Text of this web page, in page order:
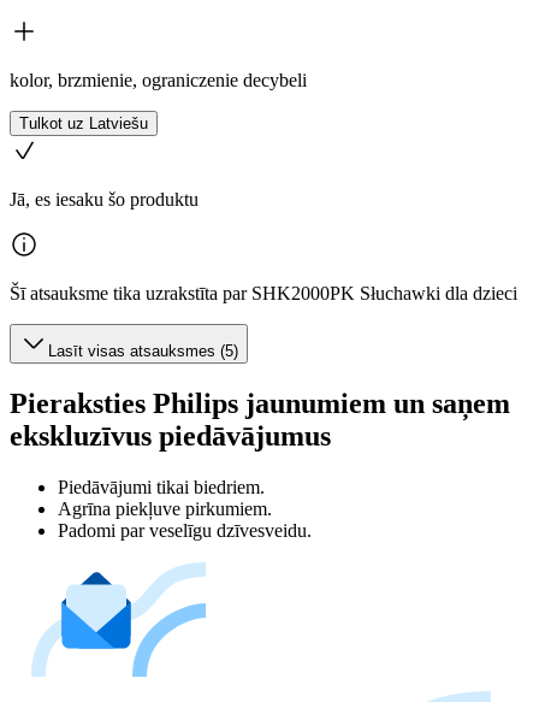
kolor, brzmienie, ograniczenie decybeli
Tulkot uz Latviešu
Jā, es iesaku šo produktu
Šī atsauksme tika uzrakstīta par SHK2000PK Słuchawki dla dzieci
Lasīt visas atsauksmes (5)
Pieraksties Philips jaunumiem un saņem
ekskluzīvus piedāvājumus
Piedāvājumi tikai biedriem.
Agrīna piekļuve pirkumiem.
Padomi par veselīgu dzīvesveidu.